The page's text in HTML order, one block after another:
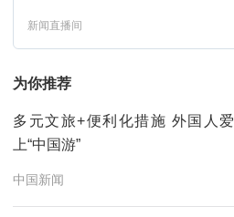
新闻直播间
为你推荐
多元文旅+便利化措施 外国人爱
上“中国游”
中国新闻